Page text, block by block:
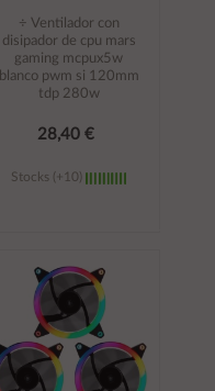
÷ Ventilador con
disipador de cpu mars
gaming mcpux5w
blanco pwm si 120mm
tdp 280w
28,40 €
Stocks (+10)
carrito